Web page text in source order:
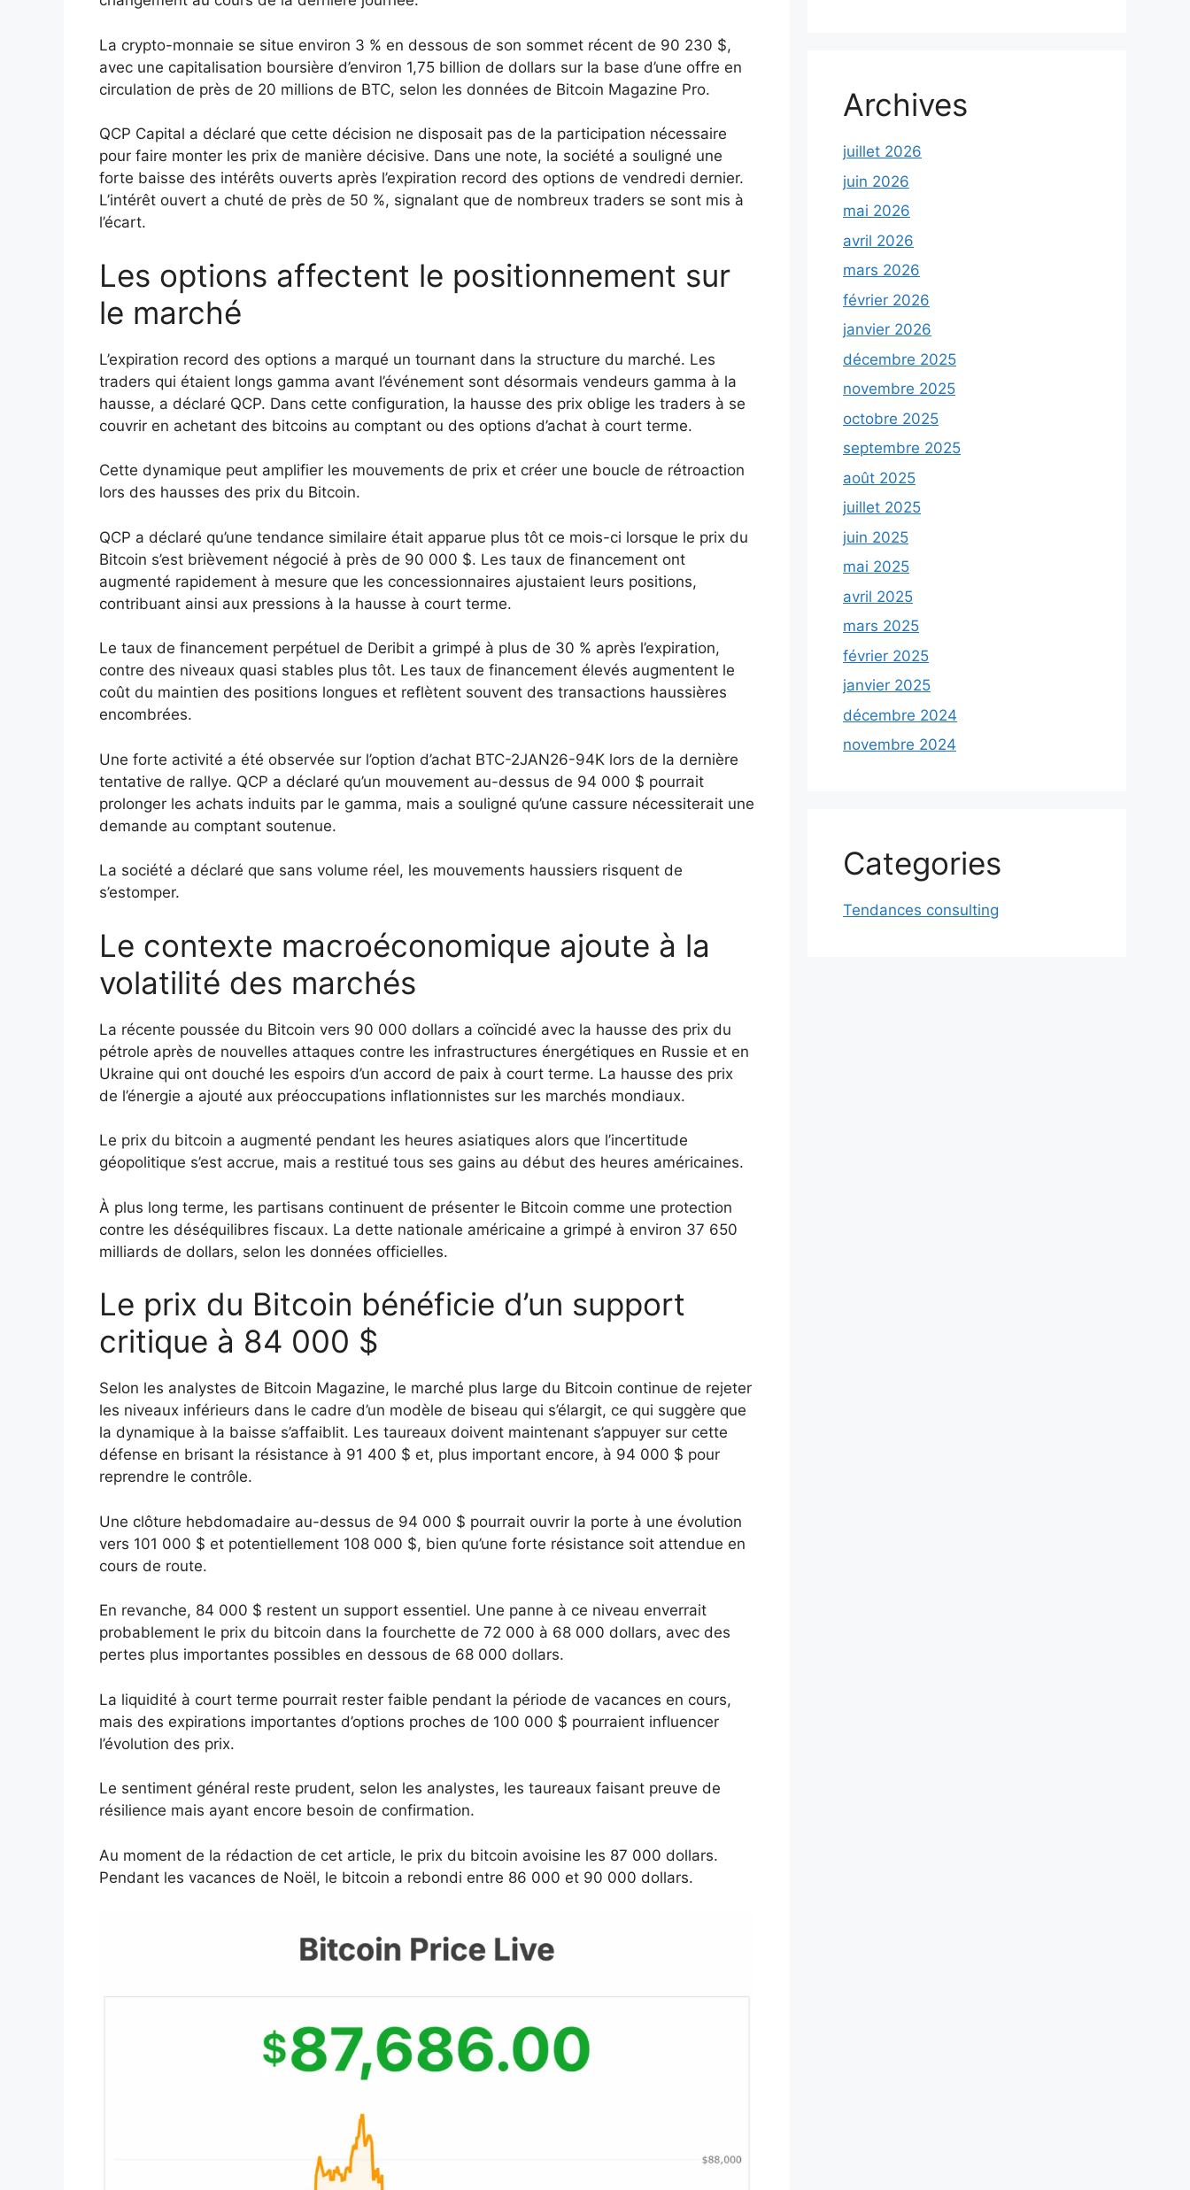
La crypto-monnaie se situe environ 3 % en dessous de son sommet récent de 90 230 $,
avec une capitalisation boursière d’environ 1,75 billion de dollars sur la base d’une offre en
circulation de près de 20 millions de BTC, selon les données de Bitcoin Magazine Pro.
QCP Capital a déclaré que cette décision ne disposait pas de la participation nécessaire
pour faire monter les prix de manière décisive. Dans une note, la société a souligné une
forte baisse des intérêts ouverts après l’expiration record des options de vendredi dernier.
L’intérêt ouvert a chuté de près de 50 %, signalant que de nombreux traders se sont mis à
l’écart.
Les options affectent le positionnement sur
le marché
L’expiration record des options a marqué un tournant dans la structure du marché. Les
traders qui étaient longs gamma avant l’événement sont désormais vendeurs gamma à la
hausse, a déclaré QCP. Dans cette configuration, la hausse des prix oblige les traders à se
couvrir en achetant des bitcoins au comptant ou des options d’achat à court terme.
Cette dynamique peut amplifier les mouvements de prix et créer une boucle de rétroaction
lors des hausses des prix du Bitcoin.
QCP a déclaré qu’une tendance similaire était apparue plus tôt ce mois-ci lorsque le prix du
Bitcoin s’est brièvement négocié à près de 90 000 $. Les taux de financement ont
augmenté rapidement à mesure que les concessionnaires ajustaient leurs positions,
contribuant ainsi aux pressions à la hausse à court terme.
Le taux de financement perpétuel de Deribit a grimpé à plus de 30 % après l’expiration,
contre des niveaux quasi stables plus tôt. Les taux de financement élevés augmentent le
coût du maintien des positions longues et reflètent souvent des transactions haussières
encombrées.
Une forte activité a été observée sur l’option d’achat BTC-2JAN26-94K lors de la dernière
tentative de rallye. QCP a déclaré qu’un mouvement au-dessus de 94 000 $ pourrait
prolonger les achats induits par le gamma, mais a souligné qu’une cassure nécessiterait une
demande au comptant soutenue.
La société a déclaré que sans volume réel, les mouvements haussiers risquent de
s’estomper.
Le contexte macroéconomique ajoute à la
volatilité des marchés
La récente poussée du Bitcoin vers 90 000 dollars a coïncidé avec la hausse des prix du
pétrole après de nouvelles attaques contre les infrastructures énergétiques en Russie et en
Ukraine qui ont douché les espoirs d’un accord de paix à court terme. La hausse des prix
de l’énergie a ajouté aux préoccupations inflationnistes sur les marchés mondiaux.
Le prix du bitcoin a augmenté pendant les heures asiatiques alors que l’incertitude
géopolitique s’est accrue, mais a restitué tous ses gains au début des heures américaines.
À plus long terme, les partisans continuent de présenter le Bitcoin comme une protection
contre les déséquilibres fiscaux. La dette nationale américaine a grimpé à environ 37 650
milliards de dollars, selon les données officielles.
Le prix du Bitcoin bénéficie d’un support
critique à 84 000 $
Selon les analystes de Bitcoin Magazine, le marché plus large du Bitcoin continue de rejeter
les niveaux inférieurs dans le cadre d’un modèle de biseau qui s’élargit, ce qui suggère que
la dynamique à la baisse s’affaiblit. Les taureaux doivent maintenant s’appuyer sur cette
défense en brisant la résistance à 91 400 $ et, plus important encore, à 94 000 $ pour
reprendre le contrôle.
Une clôture hebdomadaire au-dessus de 94 000 $ pourrait ouvrir la porte à une évolution
vers 101 000 $ et potentiellement 108 000 $, bien qu’une forte résistance soit attendue en
cours de route.
En revanche, 84 000 $ restent un support essentiel. Une panne à ce niveau enverrait
probablement le prix du bitcoin dans la fourchette de 72 000 à 68 000 dollars, avec des
pertes plus importantes possibles en dessous de 68 000 dollars.
La liquidité à court terme pourrait rester faible pendant la période de vacances en cours,
mais des expirations importantes d’options proches de 100 000 $ pourraient influencer
l’évolution des prix.
Le sentiment général reste prudent, selon les analystes, les taureaux faisant preuve de
résilience mais ayant encore besoin de confirmation.
Au moment de la rédaction de cet article, le prix du bitcoin avoisine les 87 000 dollars.
Pendant les vacances de Noël, le bitcoin a rebondi entre 86 000 et 90 000 dollars.
Archives
juillet 2026
juin 2026
mai 2026
avril 2026
mars 2026
février 2026
janvier 2026
décembre 2025
novembre 2025
octobre 2025
septembre 2025
août 2025
juillet 2025
juin 2025
mai 2025
avril 2025
mars 2025
février 2025
janvier 2025
décembre 2024
novembre 2024
Categories
Tendances consulting